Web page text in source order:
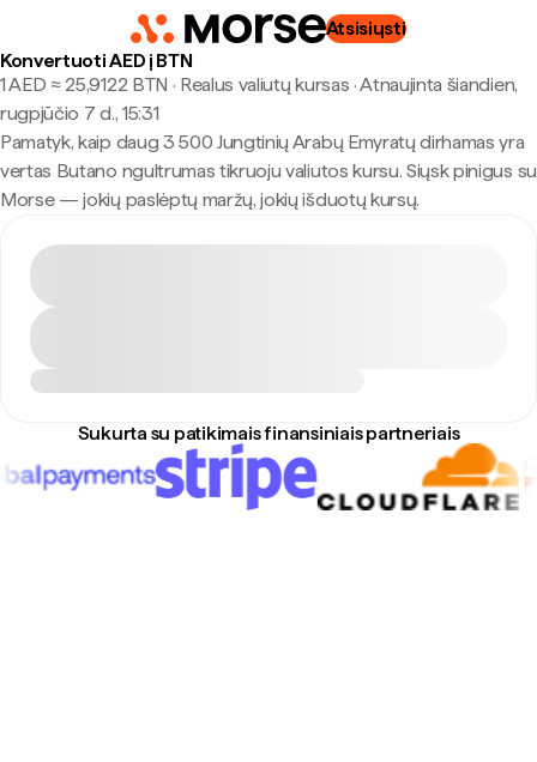
Atsisiųsti
Konvertuoti AED į BTN
1 AED ≈ 25,9122 BTN · Realus valiutų kursas ·Atnaujinta šiandien,
rugpjūčio 7 d., 15:31
Pamatyk, kaip daug 3 500 Jungtinių Arabų Emyratų dirhamas yra
vertas Butano ngultrumas tikruoju valiutos kursu. Siųsk pinigus su
Morse — jokių paslėptų maržų, jokių išduotų kursų.
Sukurta su patikimais finansiniais partneriais